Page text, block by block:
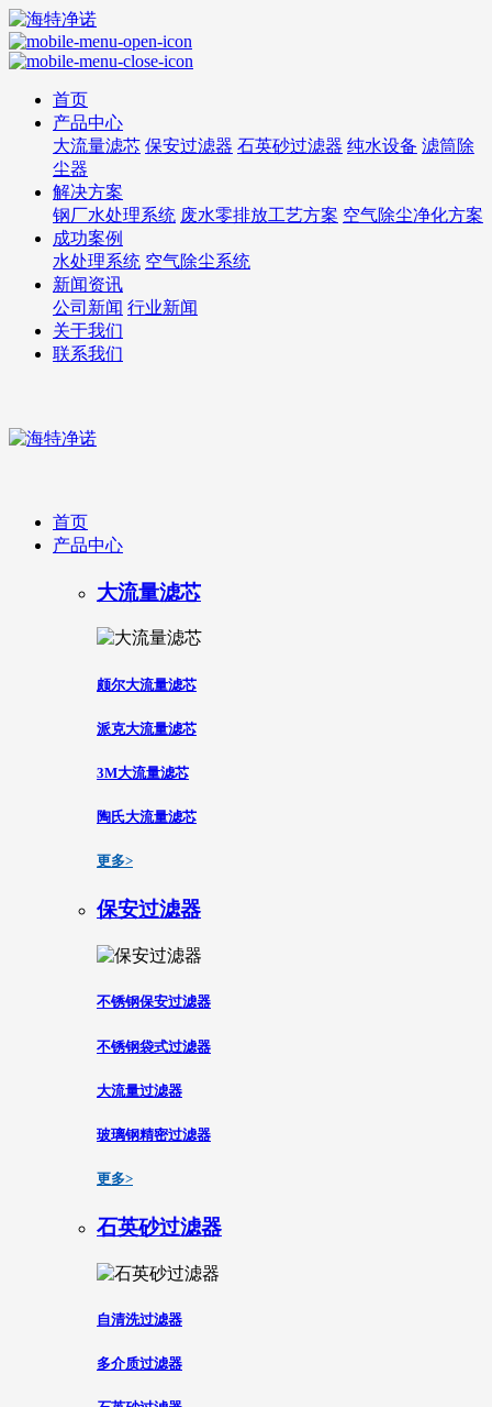
首页
产品中心
大流量滤芯 保安过滤器 石英砂过滤器 纯水设备 滤筒除
尘器
解决方案
钢厂水处理系统 废水零排放工艺方案 空气除尘净化方案
成功案例
水处理系统 空气除尘系统
新闻资讯
公司新闻 行业新闻
关于我们
联系我们
首页
产品中心
大流量滤芯
颇尔大流量滤芯
派克大流量滤芯
3M大流量滤芯
陶氏大流量滤芯
更多>
保安过滤器
不锈钢保安过滤器
不锈钢袋式过滤器
大流量过滤器
玻璃钢精密过滤器
更多>
石英砂过滤器
自清洗过滤器
多介质过滤器